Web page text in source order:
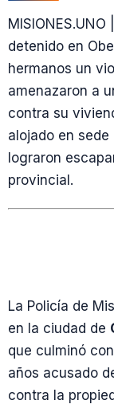
detenido en
hermanos un
amenazaron a
contra su
alojado en
lograron
provincial.
La Policía de
en la ciudad de
que culminó
años acusado
contra la